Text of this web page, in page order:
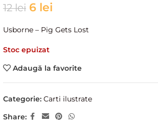
12lei 6 lei
Usborne – Pig Gets Lost
Stoc epuizat
Adaugă la favorite
Categorie: Carti ilustrate
Share: